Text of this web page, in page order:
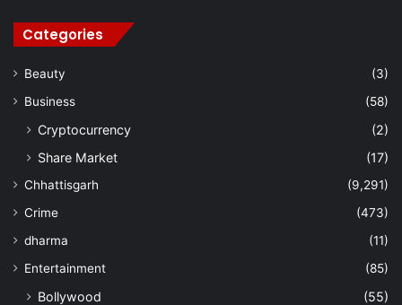
Categories
Beauty
(3)
Business
(58)
Cryptocurrency
(2)
Share Market
(17)
Chhattisgarh
(9,291)
Crime
(473)
dharma
(11)
Entertainment
(85)
Bollywood
(55)